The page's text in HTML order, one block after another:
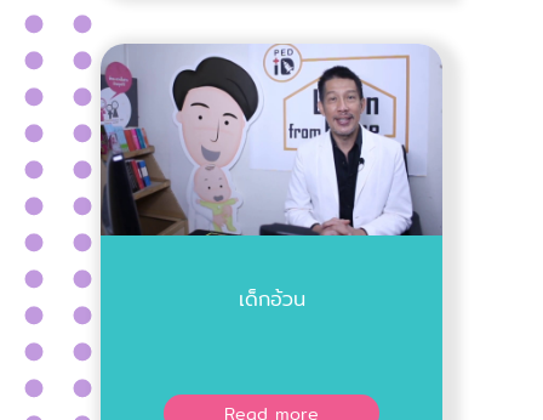
เด็กอ้วน
Read more